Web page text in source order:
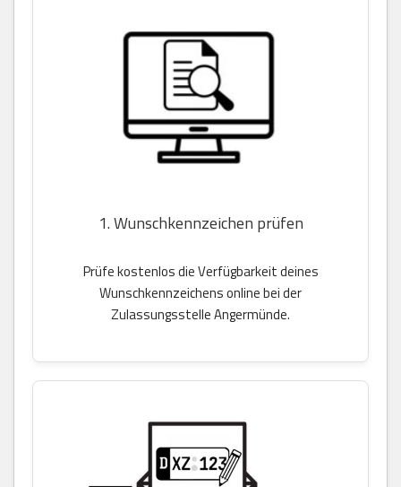
1. Wunschkennzeichen prüfen
Prüfe kostenlos die Verfügbarkeit deines
Wunschkennzeichens online bei der
Zulassungsstelle Angermünde.